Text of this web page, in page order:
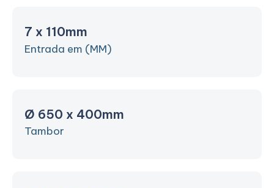
7 x 110mm
Entrada em (MM)
Ø 650 x 400mm
Tambor